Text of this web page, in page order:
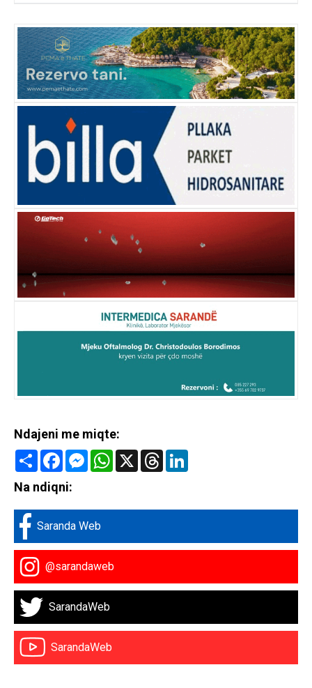
Ndajeni me miqte:
Share FacebookMessenger
WhatsApp
X Threads
Na ndiqni:
Saranda Web
@sarandaweb
SarandaWeb
SarandaWeb